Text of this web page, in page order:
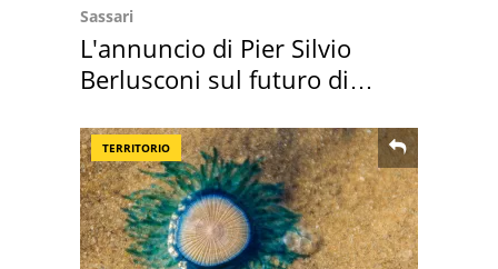
Sassari
L'annuncio di Pier Silvio
Berlusconi sul futuro di
TERRITORIO